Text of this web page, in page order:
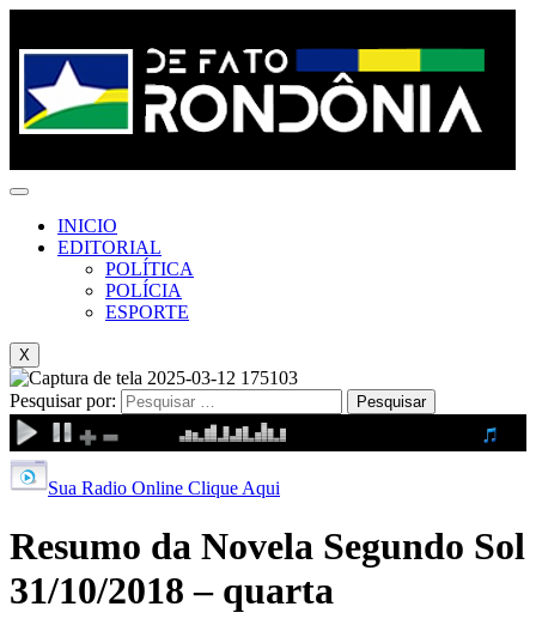
INICIO
EDITORIAL
POLÍTICA
POLÍCIA
ESPORTE
X
Pesquisar por:
Sua Radio Online Clique Aqui
Resumo da Novela Segundo Sol
31/10/2018 – quarta